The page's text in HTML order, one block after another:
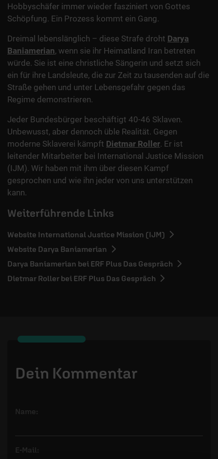
Hobbyschäfer immer wieder fasziniert von Gottes
Schöpfung. Ein Prozess kommt ein Gang.
Dreimal lebenslänglich – diese Strafe droht Darya
Baniamerian, wenn sie ihr Heimatland Iran betreten
würde. Sie ist eine christliche Sängerin und setzt sich
ein für ihre Landsleute, die zur Zeit zu tausenden auf die
Straße gehen und unter Lebensgefahr gegen das
Regime demonstrieren.
Jeder Bundesbürger beschäftigt 40-46 Sklaven.
Unbewusst, aber dennoch üble Realität. Gegen
moderne Sklaverei kämpft Dietmar Roller. Er ist
leitender Mitarbeiter bei International Justice Mission
(IJM). Wir haben mit ihm über diesen Kampf
gesprochen und wie ihn jeder von uns unterstützen
kann.
Weiterführende Links
Website International Justice Mission (IJM)
Website Darya Baniamerian
Darya Baniamerian bei ERF Plus Das Gespräch
Dietmar Roller bei ERF Plus Das Gespräch
Dein Kommentar
Name:
E-Mail: